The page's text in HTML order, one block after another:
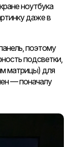
ноутбука
даже в
поэтому
подсветки,
матрицы) для
— поначалу